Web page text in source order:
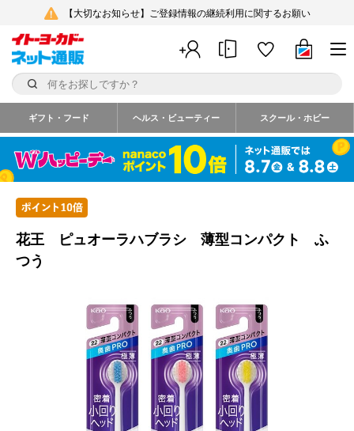
【大切なお知らせ】ご登録情報の継続利用に関するお願い
ギフト・フード ヘルス・ビューティー スクール・ホビー
花王 ピュオーラハブラシ 薄型コンパクト ふ
つう